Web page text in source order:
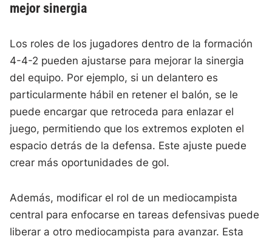
mejor sinergia
Los roles de los jugadores dentro de la formación
4-4-2 pueden ajustarse para mejorar la sinergia
del equipo. Por ejemplo, si un delantero es
particularmente hábil en retener el balón, se le
puede encargar que retroceda para enlazar el
juego, permitiendo que los extremos exploten el
espacio detrás de la defensa. Este ajuste puede
crear más oportunidades de gol.
Además, modificar el rol de un mediocampista
central para enfocarse en tareas defensivas puede
liberar a otro mediocampista para avanzar. Esta